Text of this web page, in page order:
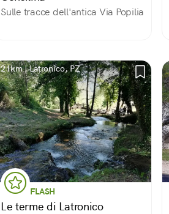
Sulle tracce dell'antica Via Popilia
21km | Latronico, PZ
FLASH
Le terme di Latronico